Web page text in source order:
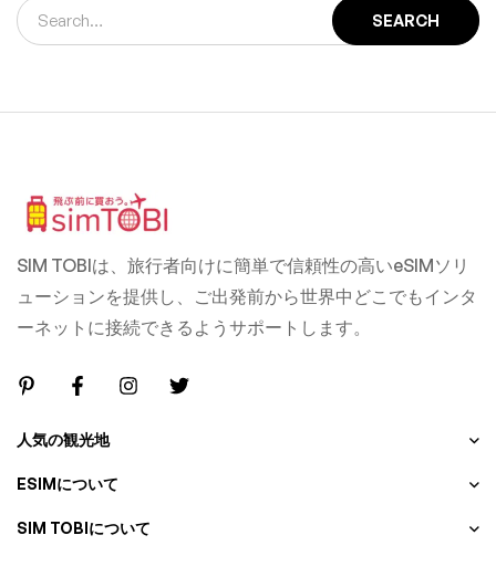
SEARCH
SIM TOBIは、旅行者向けに簡単で信頼性の高いeSIMソリ
ューションを提供し、ご出発前から世界中どこでもインタ
ーネットに接続できるようサポートします。
人気の観光地
ESIMについて
SIM TOBIについて